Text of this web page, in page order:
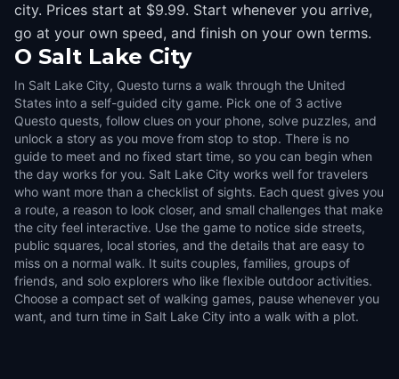
city. Prices start at $9.99. Start whenever you arrive,
go at your own speed, and finish on your own terms.
O Salt Lake City
In Salt Lake City, Questo turns a walk through the United
States into a self-guided city game. Pick one of 3 active
Questo quests, follow clues on your phone, solve puzzles, and
unlock a story as you move from stop to stop. There is no
guide to meet and no fixed start time, so you can begin when
the day works for you. Salt Lake City works well for travelers
who want more than a checklist of sights. Each quest gives you
a route, a reason to look closer, and small challenges that make
the city feel interactive. Use the game to notice side streets,
public squares, local stories, and the details that are easy to
miss on a normal walk. It suits couples, families, groups of
friends, and solo explorers who like flexible outdoor activities.
Choose a compact set of walking games, pause whenever you
want, and turn time in Salt Lake City into a walk with a plot.